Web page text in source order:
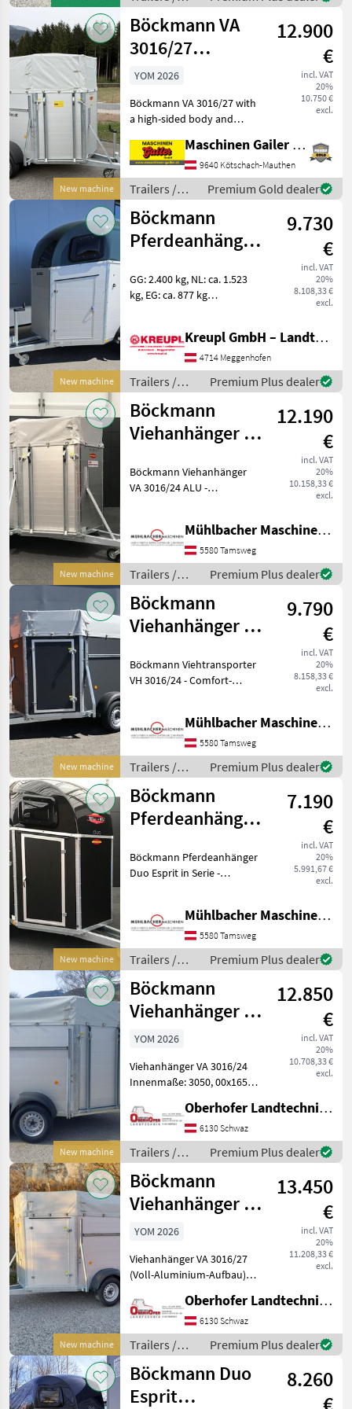
Zulässiges Gesamtgewic
Böckmann
New machine
Böckmann VA
3016/27
Livestock Trailer
with High
Tarpaulin Body
12.900
€
incl. VAT
20%
10.750 €
excl.
YOM 2026
Böckmann VA 3016/27 with
a high-sided body and
immediately! - Gross
vehicle weight rating: 2, 700
kg - Payload: approx. 1, 860
kg - Interio
Maschinen Gailer GmbH
9640 Kötschach-Mauthen
Trailers /
Böckmann
Premium Gold dealer
New machine
Böckmann
Pferdeanhänger
(25) mit
Zubehör!
9.730
€
incl. VAT
20%
8.108,33 €
excl.
GG: 2.400 kg, NL: ca. 1.523
kg, EG: ca. 877 kg
metallic
Längsträgerfahrgestell mit
V-Deichsel (geschraubt)
Stützra
Kreupl GmbH – Landtechnik – Schlosserei – Anhänger
4714 Meggenhofen
Trailers /
Böckmann
Premium Plus dealer
New machine
Böckmann
Viehanhänger VA
2,4to
3,05x1,65m
12.190
€
incl. VAT
20%
10.158,33 €
excl.
Böckmann Viehanhänger
VA 3016/24 ALU -
Seitenwände - Alu-eloxierte
Seitenwände - Gummibelag
auf Hinterklappe (integri
Mühlbacher Maschinen GmbH
5580 Tamsweg
Trailers /
Böckmann
Premium Plus dealer
New machine
Böckmann
Viehanhänger VH
2,4to
3,05x1,65m
9.790
€
incl. VAT
20%
8.158,33 €
excl.
Böckmann Viehtransporter
VH 3016/24 - Comfort-
Grauer Plywood-Aufbau,
1500mm hoch - Plywood-
Boden - Plane un
Mühlbacher Maschinen GmbH
5580 Tamsweg
Trailers /
Böckmann
Premium Plus dealer
New machine
Böckmann
Pferdeanhänger
3,10x1,65m
7.190
€
incl. VAT
20%
5.991,67 €
excl.
Böckmann Pferdeanhänger
Duo Esprit in Serie -
Kunststoff (schwarz) -
Aufstellfenster in
Polyesterhaube - kunsts
Mühlbacher Maschinen GmbH
5580 Tamsweg
Trailers /
Böckmann
Premium Plus dealer
New machine
Böckmann
Viehanhänger VA
3016/24 2400 kg
Alu
12.850
€
incl. VAT
20%
10.708,33 €
excl.
YOM 2026
Viehanhänger VA 3016/24
Innenmaße: 3050, 00x1650,
Gesamtgewicht 2400kg
Vollalu-Anhänger (mit
Qualitäts-Aluminiumboden
und eloxiertem Alum
Oberhofer Landtechnik GmbH
6130 Schwaz
Trailers /
Böckmann
Premium Plus dealer
New machine
Böckmann
Viehanhänger VA
3016/27 2700 kg
Alu
13.450
€
incl. VAT
20%
11.208,33 €
excl.
YOM 2026
Viehanhänger VA 3016/27
(Voll-Aluminium-Aufbau)
00x1650, 00x2020, 00 mm
Zulässiges Gesamtgewicht:
2700kg Nutzlast: 1860kg
Stellfläche: 4, 65
Oberhofer Landtechnik GmbH
6130 Schwaz
Trailers /
Böckmann
Premium Plus dealer
Böckmann Duo
Esprit
8.260